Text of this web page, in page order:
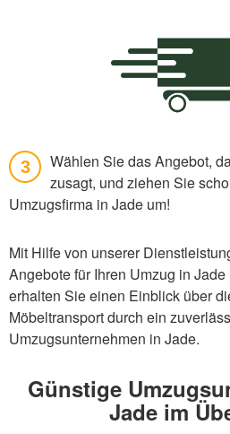
3
Wählen Sie das Angebot,
zusagt, und ziehen Sie
Umzugsfirma in Jade um!
Mit Hilfe von unserer
Angebote für Ihren Umzug in
erhalten Sie einen Einblick über
Möbeltransport durch ein
Umzugsunternehmen in Jade.
Günstige
Jade im